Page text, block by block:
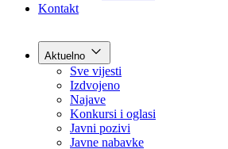
Kontakt
Aktuelno
Sve vijesti
Izdvojeno
Najave